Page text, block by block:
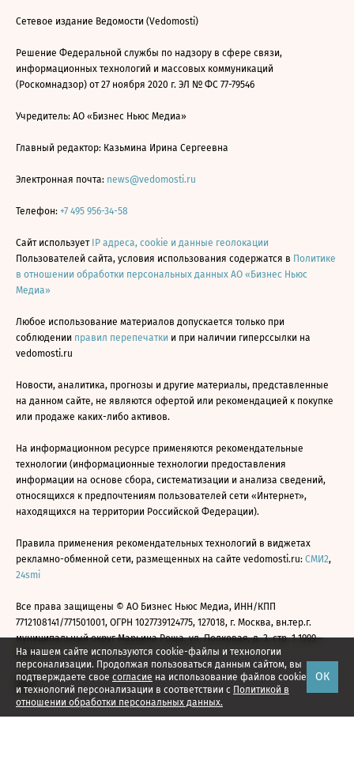
На нашем сайте используются cookie-файлы и технологии
персонализации. Продолжая пользоваться данным сайтом, вы
подтверждаете свое согласие на использование файлов cookie
и технологий персонализации в соответствии с Политикой в
отношении обработки персональных данных.
ОК
Сетевое издание Ведомости (Vedomosti)
Решение Федеральной службы по надзору в сфере связи,
информационных технологий и массовых коммуникаций
(Роскомнадзор) от 27 ноября 2020 г. ЭЛ № ФС 77-79546
Учредитель: АО «Бизнес Ньюс Медиа»
Главный редактор: Казьмина Ирина Сергеевна
Электронная почта: news@vedomosti.ru
Телефон: +7 495 956-34-58
Сайт использует IP адреса, cookie и данные геолокации
Пользователей сайта, условия использования содержатся в Политике
в отношении обработки персональных данных АО «Бизнес Ньюс
Медиа»
Любое использование материалов допускается только при
соблюдении правил перепечатки и при наличии гиперссылки на
vedomosti.ru
Новости, аналитика, прогнозы и другие материалы, представленные
на данном сайте, не являются офертой или рекомендацией к покупке
или продаже каких-либо активов.
На информационном ресурсе применяются рекомендательные
технологии (информационные технологии предоставления
информации на основе сбора, систематизации и анализа сведений,
относящихся к предпочтениям пользователей сети «Интернет»,
находящихся на территории Российской Федерации).
Правила применения рекомендательных технологий в виджетах
рекламно-обменной сети, размещенных на сайте vedomosti.ru: СМИ2,
24smi
Все права защищены © АО Бизнес Ньюс Медиа, ИНН/КПП
7712108141/771501001, ОГРН 1027739124775, 127018, г. Москва, вн.тер.г.
муниципальный округ Марьина Роща, ул. Полковая, д. 3, стр. 1 1999—
2026